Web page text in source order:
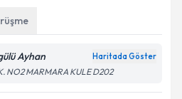
Ayhan Haritada Göster
NO2 MARMARA KULE D202